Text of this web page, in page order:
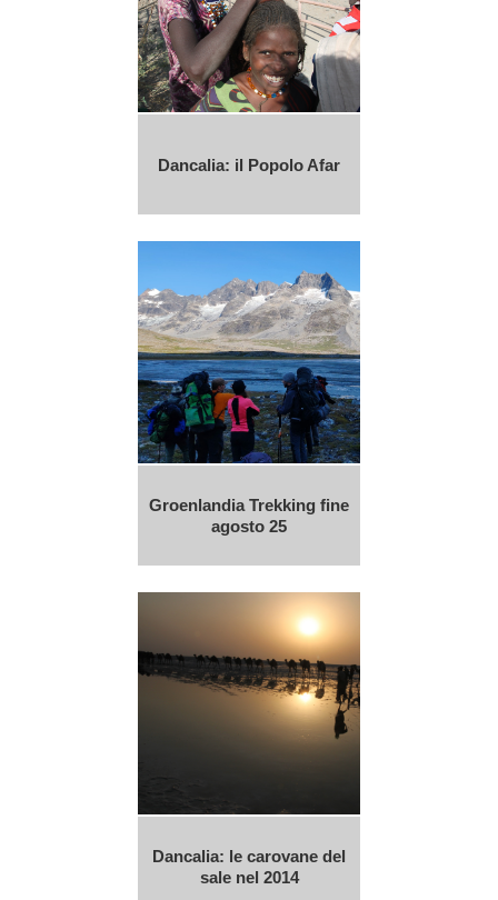
Dancalia: il Popolo Afar
Groenlandia Trekking fine
agosto 25
Dancalia: le carovane del
sale nel 2014